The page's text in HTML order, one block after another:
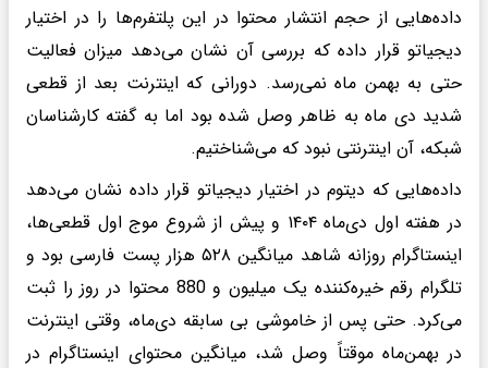
داده‌هایی از حجم انتشار محتوا در این پلتفرم‌ها را در اختیار
دیجیاتو قرار داده که بررسی آن نشان می‌دهد میزان فعالیت
حتی به بهمن ماه نمی‌رسد. دورانی که اینترنت بعد از قطعی
شدید دی ماه به ظاهر وصل شده بود اما به گفته کارشناسان
شبکه، آن اینترنتی نبود که می‌شناختیم.
داده‌هایی که دیتوم در اختیار دیجیاتو قرار داده نشان می‌دهد
در هفته اول دی‌ماه ۱۴۰۴ و پیش از شروع موج اول قطعی‌ها،
اینستاگرام روزانه شاهد میانگین ۵۲۸ هزار پست فارسی بود و
تلگرام رقم خیره‌کننده یک میلیون و 880 محتوا در روز را ثبت
می‌کرد. حتی پس از خاموشی بی سابقه دی‌ماه، وقتی اینترنت
در بهمن‌ماه موقتاً وصل شد، میانگین محتوای اینستاگرام در